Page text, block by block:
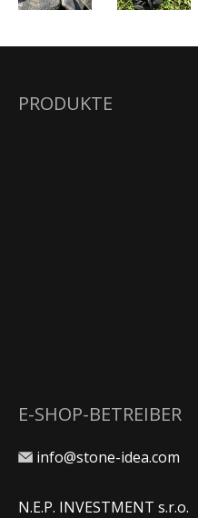
PRODUKTE
E-SHOP-BETREIBER
info@stone-idea.com
N.E.P. INVESTMENT s.r.o.